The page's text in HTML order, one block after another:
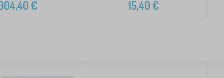
€ 15,40€